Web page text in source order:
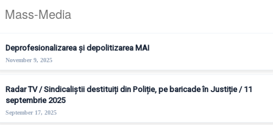
Mass-Media
Deprofesionalizarea și depolitizarea MAI
November 9, 2025
Radar TV / Sindicaliștii destituiți din Poliție, pe baricade în Justiție / 11
septembrie 2025
September 17, 2025